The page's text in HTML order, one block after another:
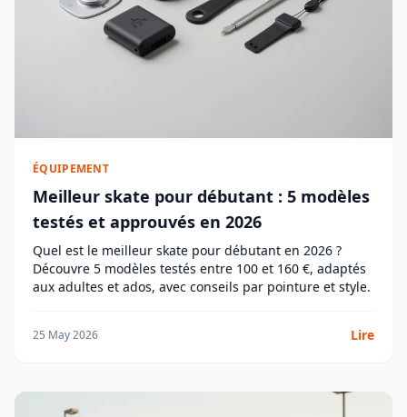
ÉQUIPEMENT
Meilleur skate pour débutant : 5 modèles
testés et approuvés en 2026
Quel est le meilleur skate pour débutant en 2026 ?
Découvre 5 modèles testés entre 100 et 160 €, adaptés
aux adultes et ados, avec conseils par pointure et style.
25 May 2026 Lire